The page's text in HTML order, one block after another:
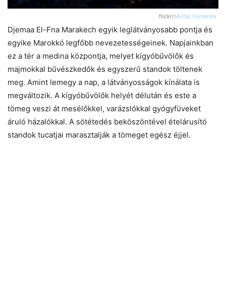
flickr/Michal Osmenda
Djemaa El-Fna Marakech egyik leglátványosabb pontja és
egyike Marokkó legfőbb nevezetességeinek. Napjainkban
ez a tér a medina központja, melyet kígyóbűvölők és
majmokkal bűvészkedők és egyszerű standok töltenek
meg. Amint lemegy a nap, a látványosságok kínálata is
megváltozik. A kígyóbűvölők helyét délután és este a
tömeg veszi át mesélőkkel, varázslókkal gyógyfüveket
áruló házalókkal. A sötétedés beköszöntével ételárusító
standok tucatjai marasztalják a tömeget egész éjjel.